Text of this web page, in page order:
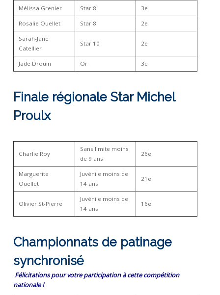
Mélissa Grenier Star 8 3e
Rosalie Ouellet Star 8 2e
Sarah-Jane
Catellier
Star 10 2e
Jade Drouin Or 3e
Finale régionale Star Michel
Proulx
Charlie Roy
Sans limite moins
de 9 ans
26e
Marguerite
Ouellet
Juvénile moins de
14 ans
21e
Olivier St-Pierre
Juvénile moins de
14 ans
16e
Championnats de patinage
synchronisé
Félicitations pour votre participation à cette compétition
nationale !